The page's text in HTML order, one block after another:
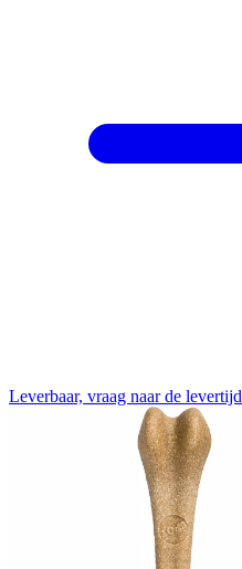
Leverbaar, vraag naar de levertijd